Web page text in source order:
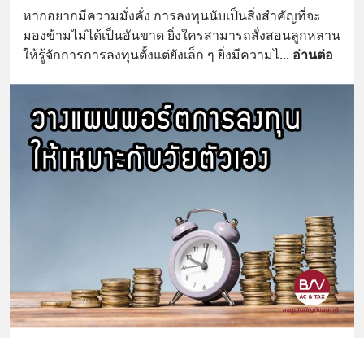
หากอยากมีความมั่งคั่ง การลงทุนนับเป็นสิ่งสำคัญที่จะ
มองข้ามไม่ได้เป็นอันขาด ยิ่งใครสามารถสั่งสอนลูกหลาน
ให้รู้จักการการลงทุนตั้งแต่ยังเล็ก ๆ ยิ่งมีความไ... อ่านต่อ